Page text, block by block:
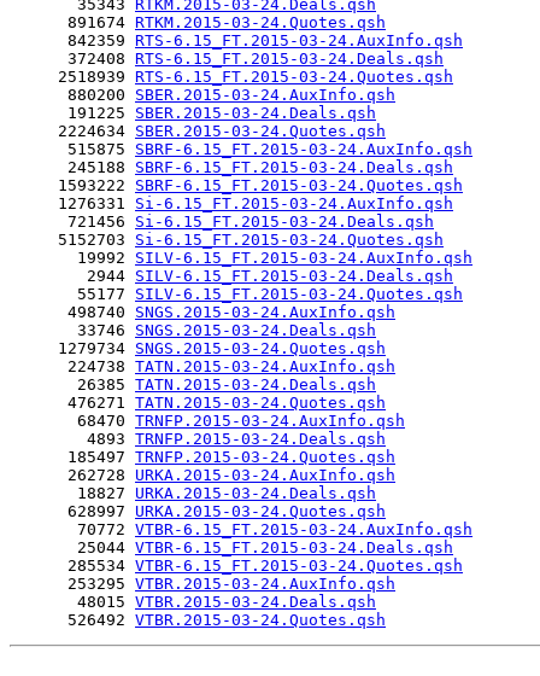
       35343
RTKM.2015-03-24.Deals.qsh
      891674
RTKM.2015-03-24.Quotes.qsh
      842359
RTS-6.15_FT.2015-03-24.AuxInfo.qsh
      372408
RTS-6.15_FT.2015-03-24.Deals.qsh
     2518939
RTS-6.15_FT.2015-03-24.Quotes.qsh
      880200
SBER.2015-03-24.AuxInfo.qsh
      191225
SBER.2015-03-24.Deals.qsh
     2224634
SBER.2015-03-24.Quotes.qsh
      515875
SBRF-6.15_FT.2015-03-24.AuxInfo.qsh
      245188
SBRF-6.15_FT.2015-03-24.Deals.qsh
     1593222
SBRF-6.15_FT.2015-03-24.Quotes.qsh
     1276331
Si-6.15_FT.2015-03-24.AuxInfo.qsh
      721456
Si-6.15_FT.2015-03-24.Deals.qsh
     5152703
Si-6.15_FT.2015-03-24.Quotes.qsh
       19992
SILV-6.15_FT.2015-03-24.AuxInfo.qsh
        2944
SILV-6.15_FT.2015-03-24.Deals.qsh
       55177
SILV-6.15_FT.2015-03-24.Quotes.qsh
      498740
SNGS.2015-03-24.AuxInfo.qsh
       33746
SNGS.2015-03-24.Deals.qsh
     1279734
SNGS.2015-03-24.Quotes.qsh
      224738
TATN.2015-03-24.AuxInfo.qsh
       26385
TATN.2015-03-24.Deals.qsh
      476271
TATN.2015-03-24.Quotes.qsh
       68470
TRNFP.2015-03-24.AuxInfo.qsh
        4893
TRNFP.2015-03-24.Deals.qsh
      185497
TRNFP.2015-03-24.Quotes.qsh
      262728
URKA.2015-03-24.AuxInfo.qsh
       18827
URKA.2015-03-24.Deals.qsh
      628997
URKA.2015-03-24.Quotes.qsh
       70772
VTBR-6.15_FT.2015-03-24.AuxInfo.qsh
       25044
VTBR-6.15_FT.2015-03-24.Deals.qsh
      285534
VTBR-6.15_FT.2015-03-24.Quotes.qsh
      253295
VTBR.2015-03-24.AuxInfo.qsh
       48015
VTBR.2015-03-24.Deals.qsh
      526492
VTBR.2015-03-24.Quotes.qsh